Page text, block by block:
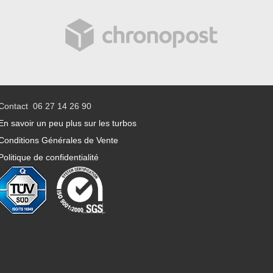
06 27 14 26 90
savoir un peu plus sur les turbos
Générales de Vente
de confidentialité